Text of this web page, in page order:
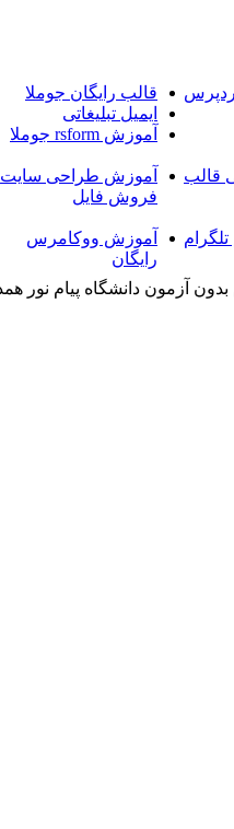
قالب رایگان جوملا
ایمیل تبلیغاتی
آموزش rsform جوملا
قالب
آموزش طراحی سایت
فروش فایل
آموزش ووکامرس
رایگان